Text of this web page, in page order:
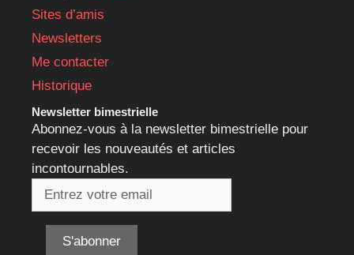
Sites d’amis
Newsletters
Me contacter
Historique
Newsletter bimestrielle
Abonnez-vous à la newsletter bimestrielle pour
recevoir les nouveautés et articles
incontournables.